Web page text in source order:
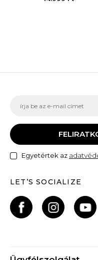
Egyetértek az
LET’S SOCIALIZE